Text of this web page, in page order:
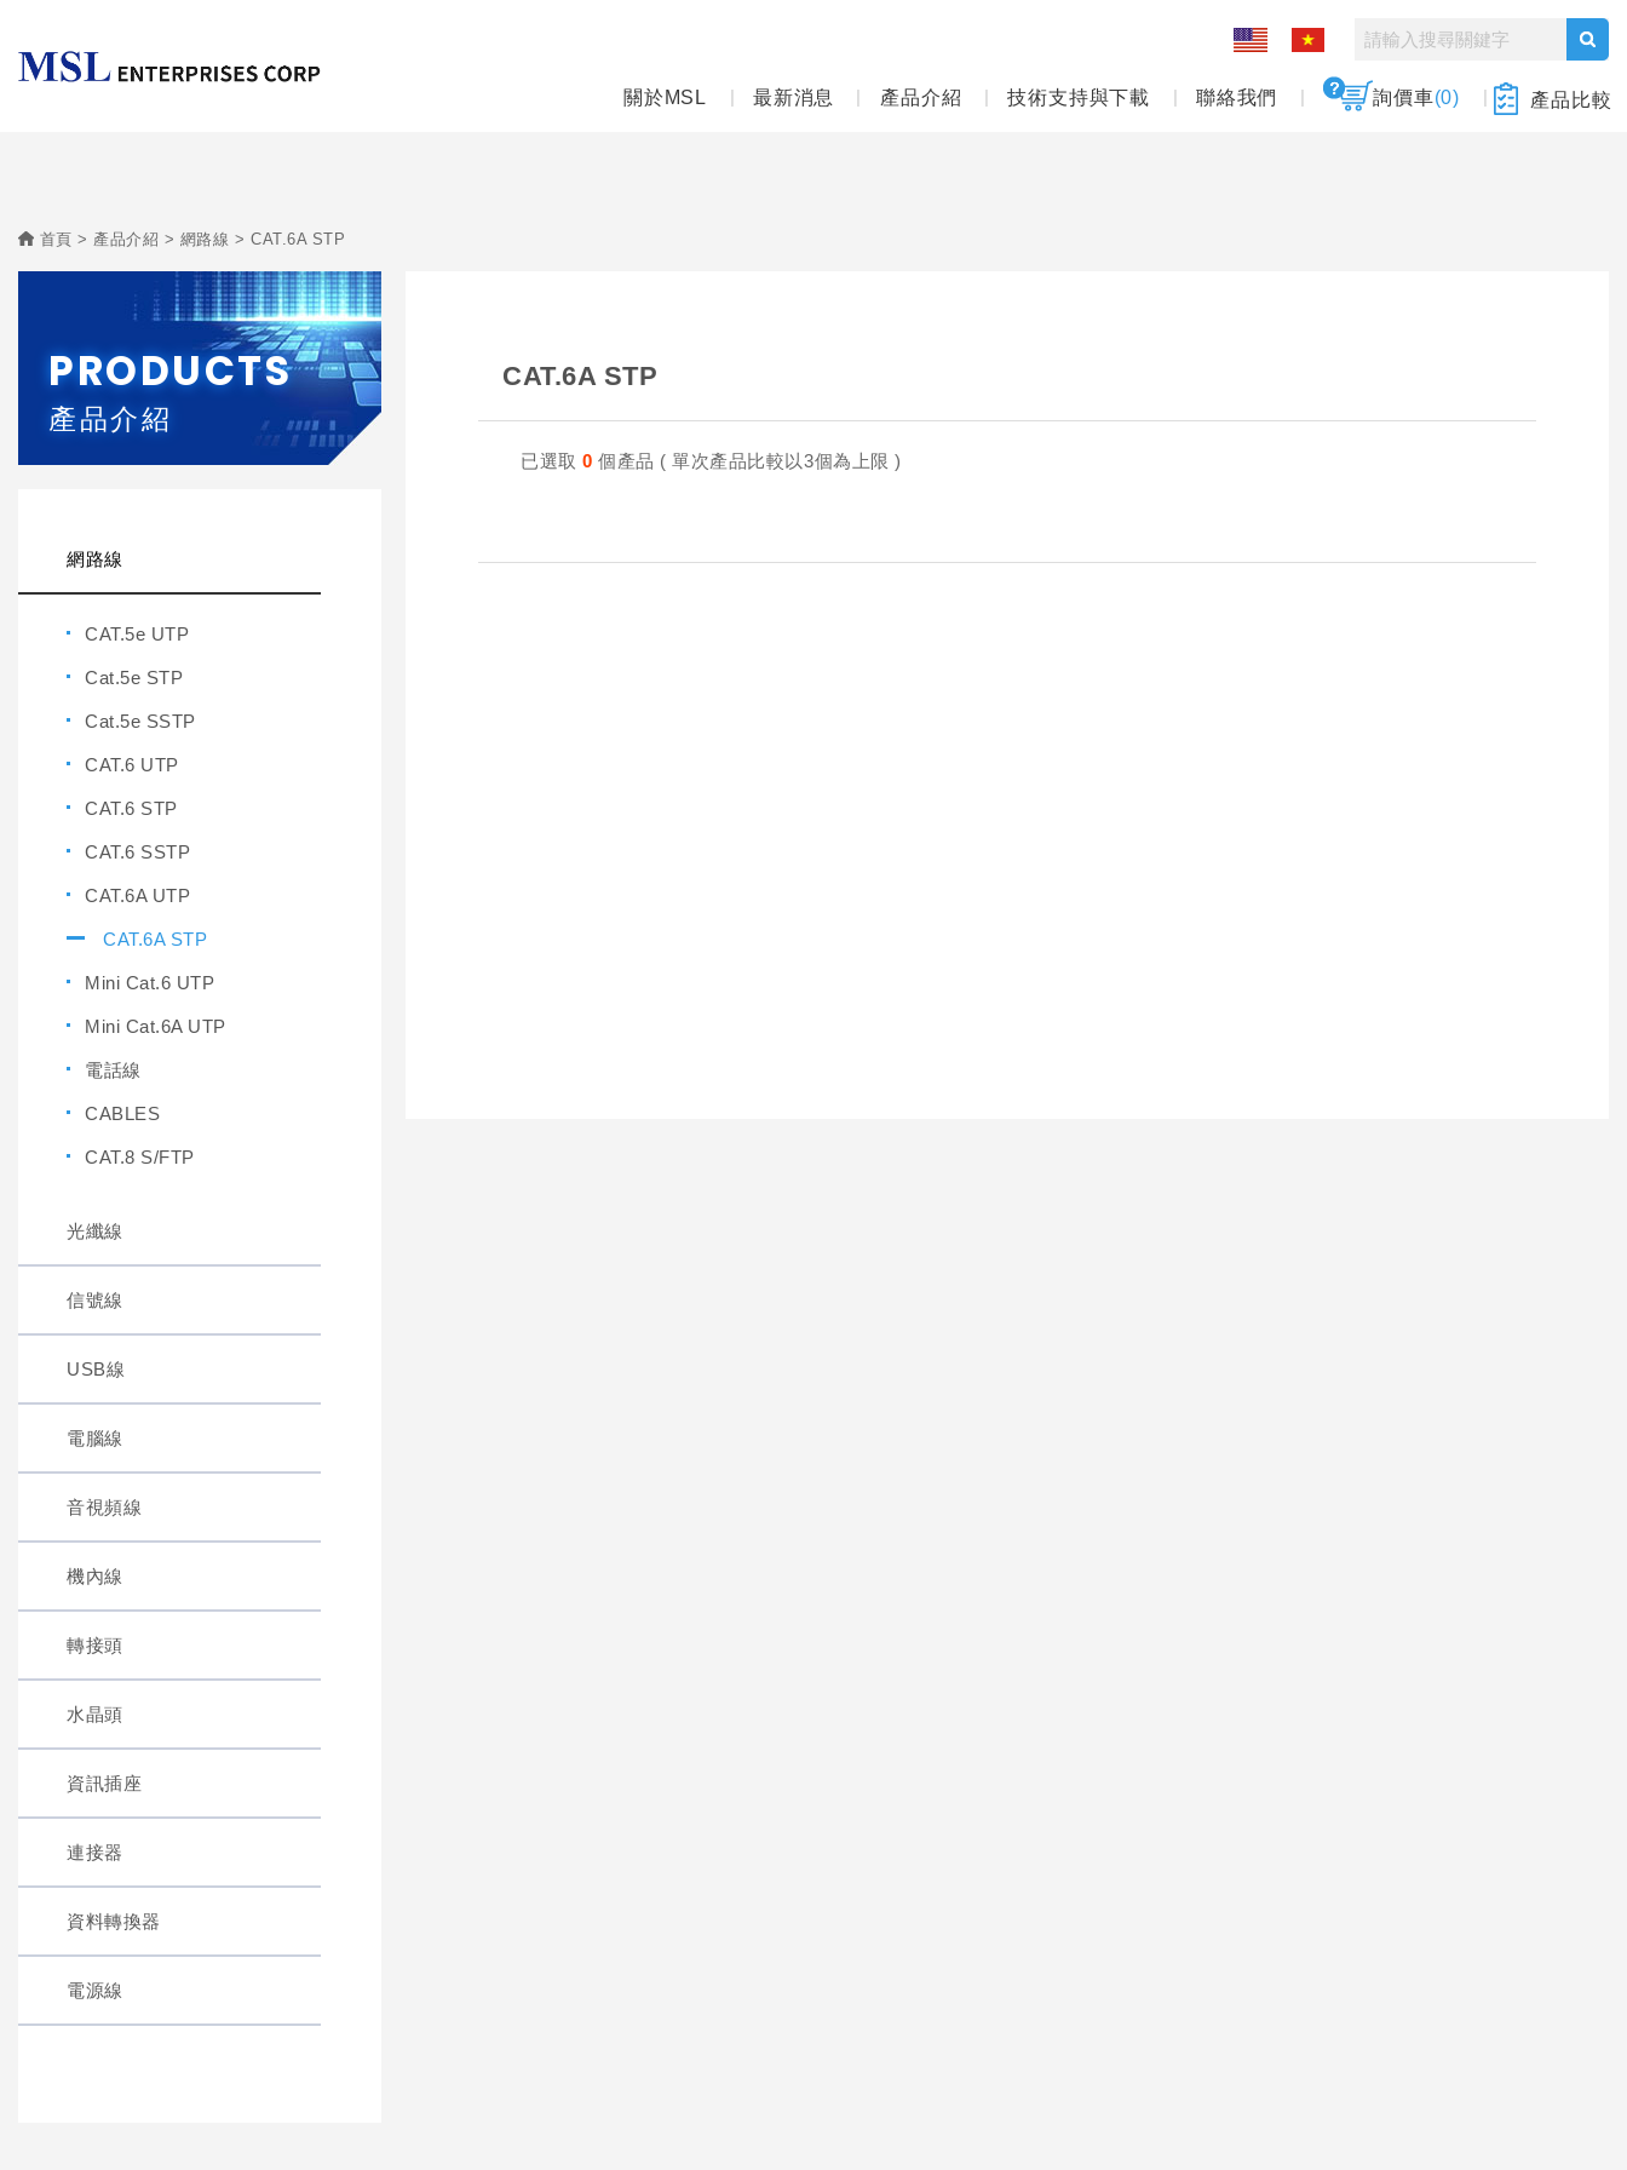
關於MSL 最新消息 產品介紹 技術支持與下載 聯絡我們 詢價車(0) 產品比較
首頁 產品介紹 網路線 CAT.6A STP
PRODUCTS
產品介紹
網路線
CAT.5e UTP
Cat.5e STP
Cat.5e SSTP
CAT.6 UTP
CAT.6 STP
CAT.6 SSTP
CAT.6A UTP
CAT.6A STP
Mini Cat.6 UTP
Mini Cat.6A UTP
電話線
CABLES
CAT.8 S/FTP
光纖線
信號線
USB線
電腦線
音視頻線
機內線
轉接頭
水晶頭
資訊插座
連接器
資料轉換器
電源線
CAT.6A STP
已選取 0個產品 ( 單次產品比較以3個為上限 )